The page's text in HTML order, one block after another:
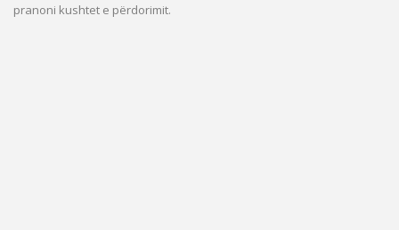
pranoni kushtet e përdorimit.